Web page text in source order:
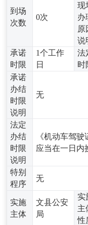
到场
次数
0次
现
办
原
说
承诺
时限
1个工作
日
法
时
承诺
办结
时限
说明
无
法定
办结
时限
说明
《机动车驾
应当在一日内
特别
程序
无
实施
主体
文县公安
局
实
主
性